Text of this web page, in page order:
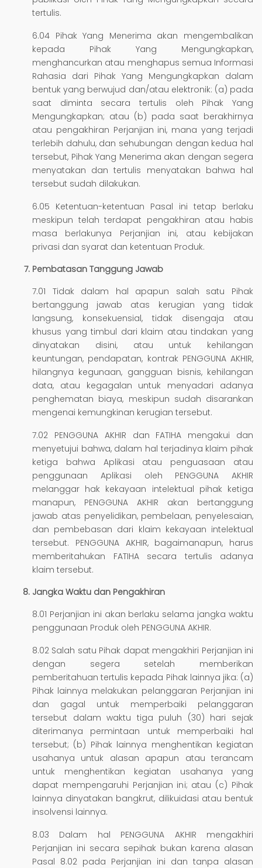
tertulis.
6.04 Pihak Yang Menerima akan mengembalikan
kepada Pihak Yang Mengungkapkan,
menghancurkan atau menghapus semua Informasi
Rahasia dari Pihak Yang Mengungkapkan dalam
bentuk yang berwujud dan/atau elektronik: (a) pada
saat diminta secara tertulis oleh Pihak Yang
Mengungkapkan; atau (b) pada saat berakhirnya
atau pengakhiran Perjanjian ini, mana yang terjadi
terlebih dahulu, dan sehubungan dengan kedua hal
tersebut, Pihak Yang Menerima akan dengan segera
menyatakan dan tertulis menyatakan bahwa hal
tersebut sudah dilakukan.
6.05 Ketentuan-ketentuan Pasal ini tetap berlaku
meskipun telah terdapat pengakhiran atau habis
masa berlakunya Perjanjian ini, atau kebijakan
privasi dan syarat dan ketentuan Produk.
Pembatasan Tanggung Jawab
7.01 Tidak dalam hal apapun salah satu Pihak
bertanggung jawab atas kerugian yang tidak
langsung, konsekuensial, tidak disengaja atau
khusus yang timbul dari klaim atau tindakan yang
dinyatakan disini, atau untuk kehilangan
keuntungan, pendapatan, kontrak PENGGUNA AKHIR,
hilangnya kegunaan, gangguan bisnis, kehilangan
data, atau kegagalan untuk menyadari adanya
penghematan biaya, meskipun sudah disarankan
mengenai kemungkinan kerugian tersebut.
7.02 PENGGUNA AKHIR dan FATIHA mengakui dan
menyetujui bahwa, dalam hal terjadinya klaim pihak
ketiga bahwa Aplikasi atau penguasaan atau
penggunaan Aplikasi oleh PENGGUNA AKHIR
melanggar hak kekayaan intelektual pihak ketiga
manapun, PENGGUNA AKHIR akan bertanggung
jawab atas penyelidikan, pembelaan, penyelesaian,
dan pembebasan dari klaim kekayaan intelektual
tersebut. PENGGUNA AKHIR, bagaimanapun, harus
memberitahukan FATIHA secara tertulis adanya
klaim tersebut.
Jangka Waktu dan Pengakhiran
8.01 Perjanjian ini akan berlaku selama jangka waktu
penggunaan Produk oleh PENGGUNA AKHIR.
8.02 Salah satu Pihak dapat mengakhiri Perjanjian ini
dengan segera setelah memberikan
pemberitahuan tertulis kepada Pihak lainnya jika: (a)
Pihak lainnya melakukan pelanggaran Perjanjian ini
dan gagal untuk memperbaiki pelanggaran
tersebut dalam waktu tiga puluh (30) hari sejak
diterimanya permintaan untuk memperbaiki hal
tersebut; (b) Pihak lainnya menghentikan kegiatan
usahanya untuk alasan apapun atau terancam
untuk menghentikan kegiatan usahanya yang
dapat mempengaruhi Perjanjian ini; atau (c) Pihak
lainnya dinyatakan bangkrut, dilikuidasi atau bentuk
insolvensi lainnya.
8.03 Dalam hal PENGGUNA AKHIR mengakhiri
Perjanjian ini secara sepihak bukan karena alasan
Pasal 8.02 pada Perjanjian ini dan tanpa alasan